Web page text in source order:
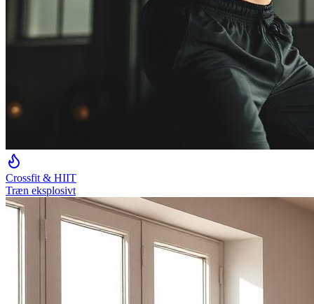
Crossfit & HIIT
Træn eksplosivt